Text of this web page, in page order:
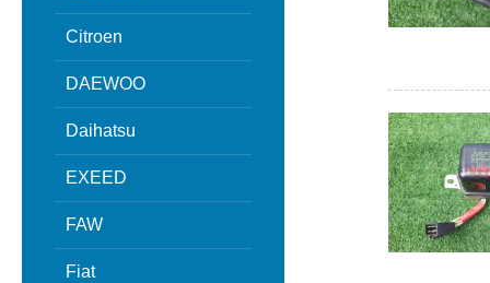
Citroen
DAEWOO
Daihatsu
EXEED
FAW
Fiat